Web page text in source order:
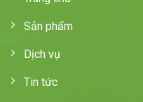
Sản phẩm
Dịch vụ
Tin tức